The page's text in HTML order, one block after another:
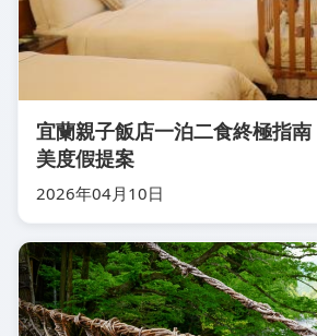
宜蘭親子飯店一泊二食終極指
美度假提案
2026年04月10日